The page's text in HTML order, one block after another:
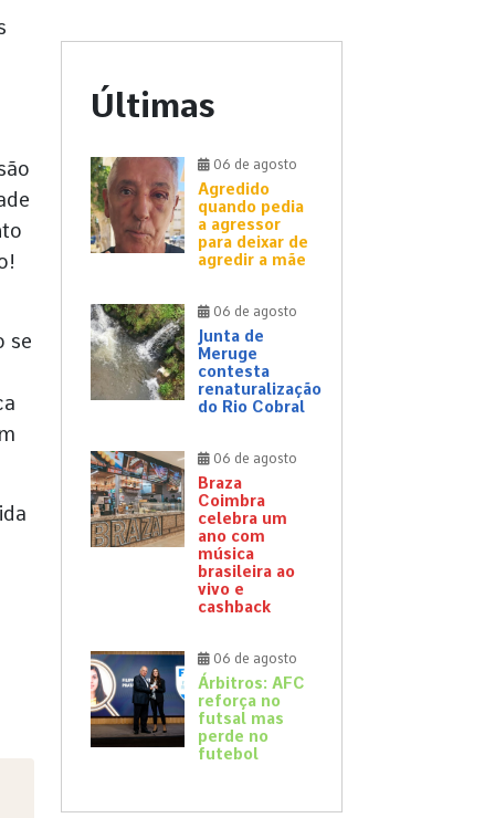
se
Últimas
06 de agosto
Agredido
quando pedia
a agressor
para deixar de
agredir a mãe
06 de agosto
Junta de
Meruge
contesta
renaturalização
do Rio Cobral
06 de agosto
Braza
Coimbra
celebra um
ano com
música
brasileira ao
vivo e
cashback
06 de agosto
Árbitros: AFC
reforça no
futsal mas
perde no
futebol